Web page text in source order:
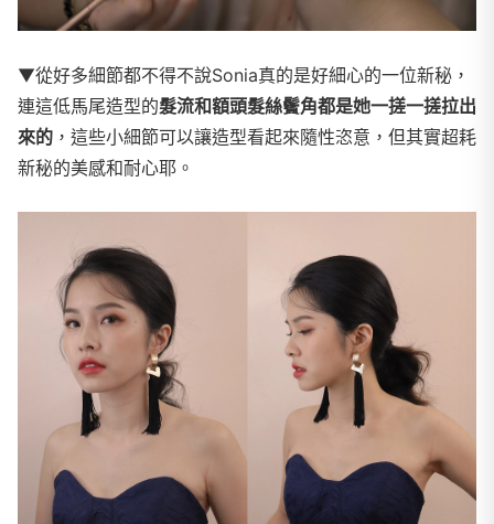
▼從好多細節都不得不說Sonia真的是好細心的一位新秘，
連這低馬尾造型的髮流和額頭髮絲鬢角都是她一搓一搓拉出
來的 ，這些小細節可以讓造型看起來隨性恣意，但其實超耗
新秘的美感和耐心耶。